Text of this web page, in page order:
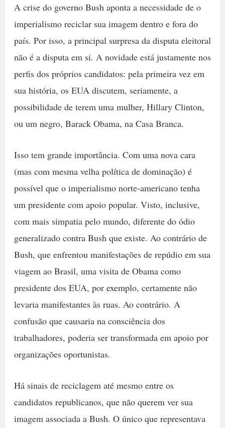
A crise do governo Bush aponta a necessidade de o
imperialismo reciclar sua imagem dentro e fora do
país. Por isso, a principal surpresa da disputa eleitoral
não é a disputa em si. A novidade está justamente nos
perfis dos próprios candidatos: pela primeira vez em
sua história, os EUA discutem, seriamente, a
possibilidade de terem uma mulher, Hillary Clinton,
ou um negro, Barack Obama, na Casa Branca.
Isso tem grande importância. Com uma nova cara
(mas com mesma velha política de dominação) é
possível que o imperialismo norte-americano tenha
um presidente com apoio popular. Visto, inclusive,
com mais simpatia pelo mundo, diferente do ódio
generalizado contra Bush que existe. Ao contrário de
Bush, que enfrentou manifestações de repúdio em sua
viagem ao Brasil, uma visita de Obama como
presidente dos EUA, por exemplo, certamente não
levaria manifestantes às ruas. Ao contrário. A
confusão que causaria na consciência dos
trabalhadores, poderia ser transformada em apoio por
organizações oportunistas.
Há sinais de reciclagem até mesmo entre os
candidatos republicanos, que não querem ver sua
imagem associada a Bush. O único que representava